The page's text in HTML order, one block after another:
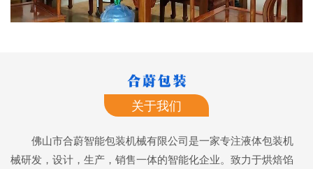
关于我们
佛山市合蔚智能包装机械有限公司是一家专注液体包装机
械研发，设计，生产，销售一体的智能化企业。致力于烘焙馅